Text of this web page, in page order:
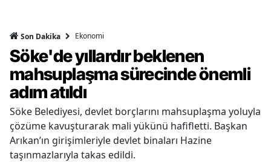
Son Dakika Ekonomi
Söke'de yıllardır beklenen
mahsuplaşma sürecinde önemli
adım atıldı
Söke Belediyesi, devlet borçlarını mahsuplaşma yoluyla
çözüme kavuşturarak mali yükünü hafifletti. Başkan
Arıkan’ın girişimleriyle devlet binaları Hazine
taşınmazlarıyla takas edildi.